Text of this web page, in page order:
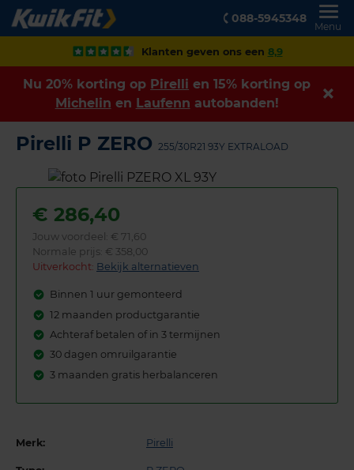
088-5945348
Menu
Klanten geven ons een 8,9
Nu 20% korting op Pirelli en 15% korting op
Michelin en Laufenn autobanden!
Pirelli P ZERO 255/30R21 93Y EXTRALOAD
€ 286,40
Jouw voordeel: € 71,60
Normale prijs: € 358,00
Uitverkocht: Bekijk alternatieven
Binnen 1 uur gemonteerd
12 maanden productgarantie
Achteraf betalen of in 3 termijnen
30 dagen omruilgarantie
3 maanden gratis herbalanceren
Merk: Pirelli